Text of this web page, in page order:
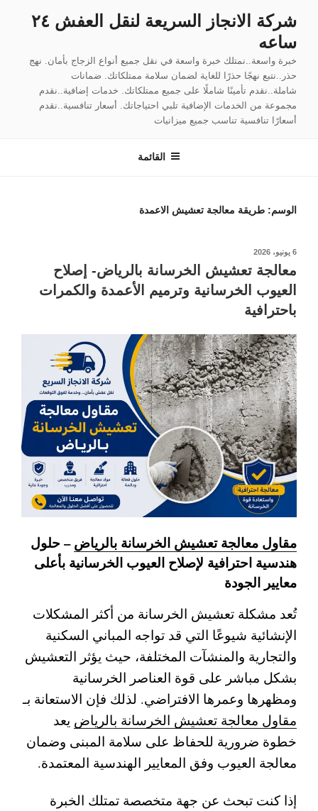
المحتوى
شركة الانجاز السريعة لنقل العفش ٢٤
ساعه
خبرة واسعة..نمتلك خبرة واسعة في نقل جميع أنواع الزجاج بأمان. نهج
حذر..نتبع نهجًا حذرًا للغاية لضمان سلامة ممتلكاتك. ضمانات
شاملة..نقدم تأمينًا شاملًا على جميع ممتلكاتك. خدمات إضافية..نقدم
مجموعة من الخدمات الإضافية تلبي احتياجاتك. أسعار تنافسية..نقدم
أسعارًا تنافسية تناسب جميع ميزانيات
القائمة
الوسم: طريقة معالجة تعشيش الاعمدة
نُشر
6 يونيو، 2026
معالجة تعشيش الخرسانة بالرياض- إصلاح
العيوب الخرسانية وترميم الأعمدة والكمرات
باحترافية
مقاول معالجة تعشيش الخرسانة بالرياض– حلول
هندسية احترافية لإصلاح العيوب الخرسانية بأعلى
معايير الجودة
تُعد مشكلة تعشيش الخرسانة من أكثر المشكلات
الإنشائية شيوعًا التي قد تواجه المباني السكنية
والتجارية والمنشآت المختلفة، حيث يؤثر التعشيش
بشكل مباشر على قوة العناصر الخرسانية
ومظهرها وعمرها الافتراضي. لذلك فإن الاستعانة بـ
مقاول معالجة تعشيش الخرسانة بالرياض يعد
خطوة ضرورية للحفاظ على سلامة المبنى وضمان
معالجة العيوب وفق المعايير الهندسية المعتمدة.
إذا كنت تبحث عن جهة متخصصة تمتلك الخبرة